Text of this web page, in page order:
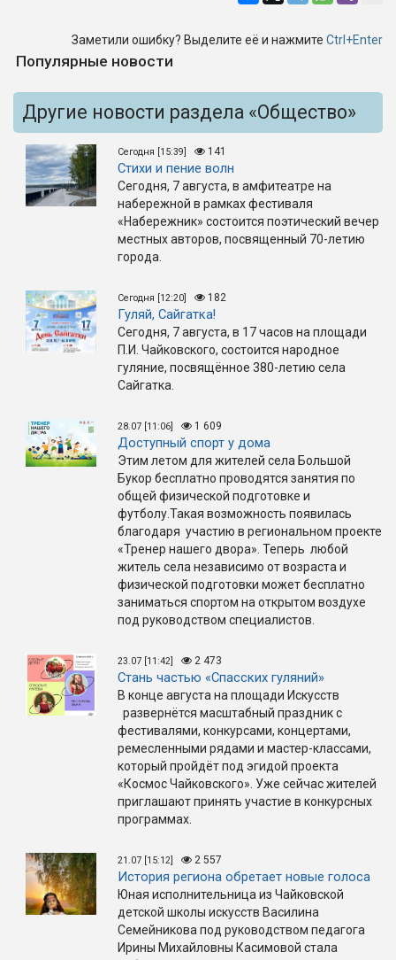
Заметили ошибку? Выделите её и нажмите Ctrl+Enter
Популярные новости
Другие новости раздела «Общество»
Сегодня [15:39] 141
Стихи и пение волн
Сегодня, 7 августа, в амфитеатре на
набережной в рамках фестиваля
«Набережник» состоится поэтический вечер
местных авторов, посвященный 70-летию
города.
Сегодня [12:20] 182
Гуляй, Сайгатка!
Сегодня, 7 августа, в 17 часов на площади
П.И. Чайковского, состоится народное
гуляние, посвящённое 380-летию села
Сайгатка.
28.07 [11:06] 1 609
Доступный спорт у дома
Этим летом для жителей села Большой
Букор бесплатно проводятся занятия по
общей физической подготовке и
футболу.Такая возможность появилась
благодаря участию в региональном проекте
«Тренер нашего двора». Теперь любой
житель села независимо от возраста и
физической подготовки может бесплатно
заниматься спортом на открытом воздухе
под руководством специалистов.
23.07 [11:42] 2 473
Стань частью «Спасских гуляний»
В конце августа на площади Искусств
развернётся масштабный праздник с
фестивалями, конкурсами, концертами,
ремесленными рядами и мастер-классами,
который пройдёт под эгидой проекта
«Космос Чайковского». Уже сейчас жителей
приглашают принять участие в конкурсных
программах.
21.07 [15:12] 2 557
История региона обретает новые голоса
Юная исполнительница из Чайковской
детской школы искусств Василина
Семейникова под руководством педагога
Ирины Михайловны Касимовой стала